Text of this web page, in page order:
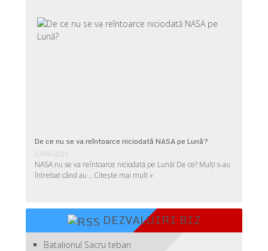
De ce nu se va reîntoarce niciodată NASA pe Lună?
27/06/2025
NASA nu se va reîntoarce niciodată pe Lună! De ce? Mulţi s-au
întrebat când au …Citește mai mult »
DEZVALUIRI BIZ
Batalionul Sacru teban